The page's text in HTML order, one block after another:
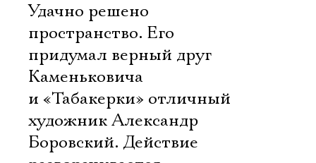
Удачно решено
пространство. Его
придумал верный друг
Каменьковича
и «Табакерки» отличный
художник Александр
Боровский. Действие